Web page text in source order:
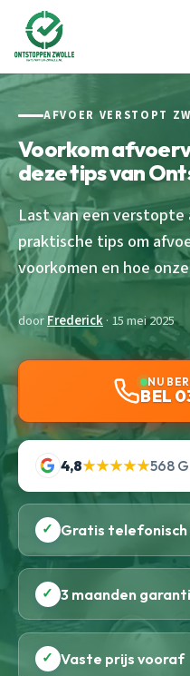
AFVOER VERSTOPT
Voorkom
deze tips van
Last van een
praktische tips om
voorkomen en hoe
doorFrederick· 15 mei 2025
NU
BEL
4,8★★★★★568
✓ Gratis telefonisch
✓ 3 maanden
✓ Vaste prijs vooraf